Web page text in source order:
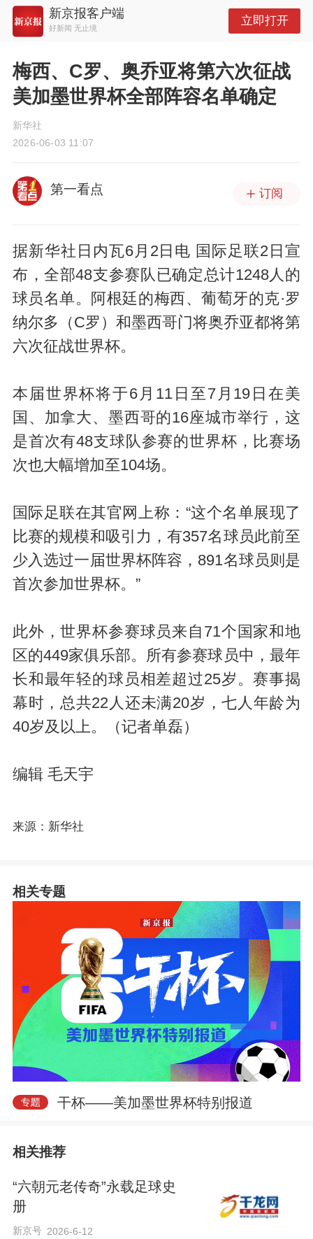
新京报客户端
好新闻 无止境
立即打开
梅西、C罗、奥乔亚将第六次征战
美加墨世界杯全部阵容名单确定
新华社
2026-06-03 11:07
第一看点 订阅
据新华社日内瓦6月2日电 国际足联2日宣
布，全部48支参赛队已确定总计1248人的
球员名单。阿根廷的梅西、葡萄牙的克·罗
纳尔多（C罗）和墨西哥门将奥乔亚都将第
六次征战世界杯。
本届世界杯将于6月11日至7月19日在美
国、加拿大、墨西哥的16座城市举行，这
是首次有48支球队参赛的世界杯，比赛场
次也大幅增加至104场。
国际足联在其官网上称：“这个名单展现了
比赛的规模和吸引力，有357名球员此前至
少入选过一届世界杯阵容，891名球员则是
首次参加世界杯。”
此外，世界杯参赛球员来自71个国家和地
区的449家俱乐部。所有参赛球员中，最年
长和最年轻的球员相差超过25岁。赛事揭
幕时，总共22人还未满20岁，七人年龄为
40岁及以上。（记者单磊）
编辑 毛天宇
来源：新华社
相关专题
干杯——美加墨世界杯特别报道
相关推荐
“六朝元老传奇”永载足球史
册
新京号 2026-6-12